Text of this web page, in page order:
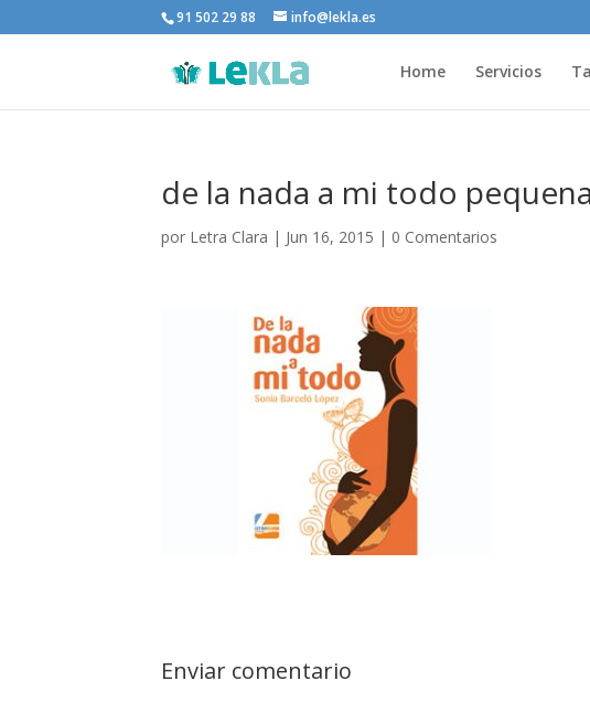
91 502 29 88 info@lekla.es
Home Servicios
de la nada a mi todo pequena
por Letra Clara | Jun 16, 2015 | 0 Comentarios
Enviar comentario